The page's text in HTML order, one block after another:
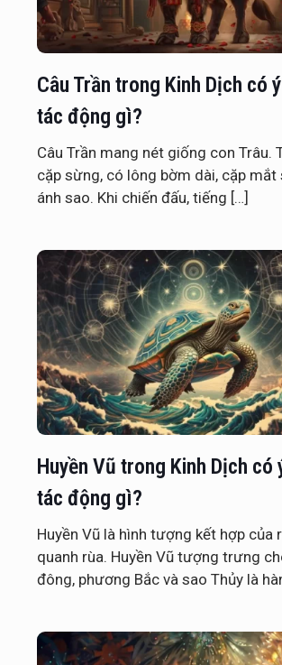
Câu Trần trong Kinh Dịch có
tác động gì?
Câu Trần mang nét giống con Trâu.
cặp sừng, có lông bờm dài, cặp mắt
ánh sao. Khi chiến đấu, tiếng […]
Huyền Vũ trong Kinh Dịch có
tác động gì?
Huyền Vũ là hình tượng kết hợp của
quanh rùa. Huyền Vũ tượng trưng
đông, phương Bắc và sao Thủy là